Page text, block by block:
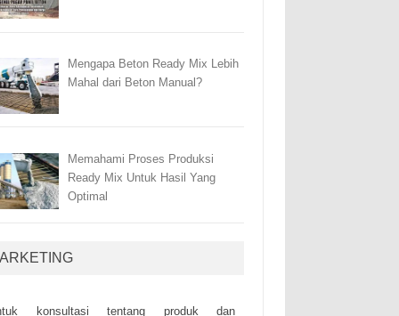
Mengapa Beton Ready Mix Lebih
Mahal dari Beton Manual?
Memahami Proses Produksi
Ready Mix Untuk Hasil Yang
Optimal
kоnsultаsі tеntаng рrоduk dаn